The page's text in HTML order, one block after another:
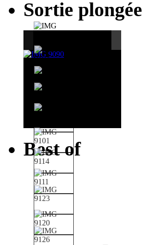
Sortie plongée
Best of